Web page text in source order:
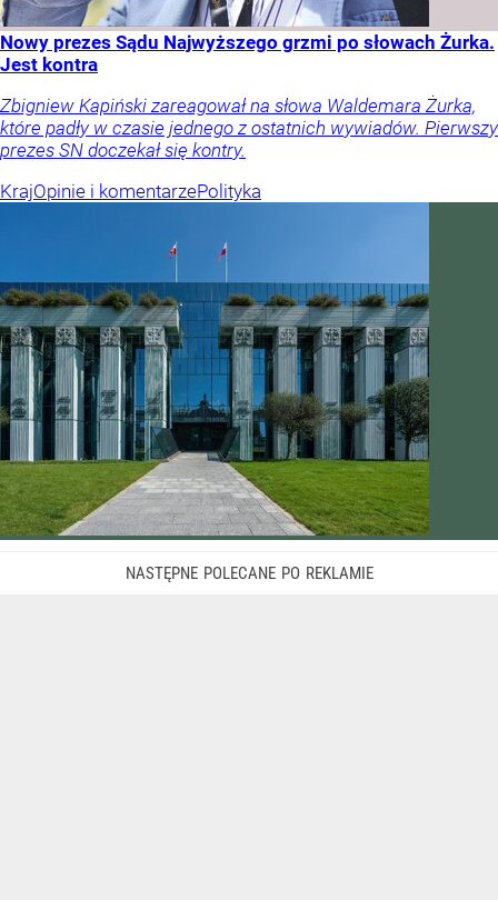
Nowy prezes Sądu Najwyższego grzmi po słowach Żurka.
Jest kontra
Zbigniew Kapiński zareagował na słowa Waldemara Żurka,
które padły w czasie jednego z ostatnich wywiadów. Pierwszy
prezes SN doczekał się kontry.
KrajOpinie i komentarzePolityka